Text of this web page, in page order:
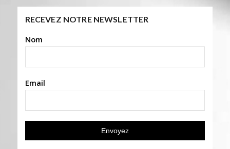
RECEVEZ NOTRE NEWSLETTER
Nom
Email